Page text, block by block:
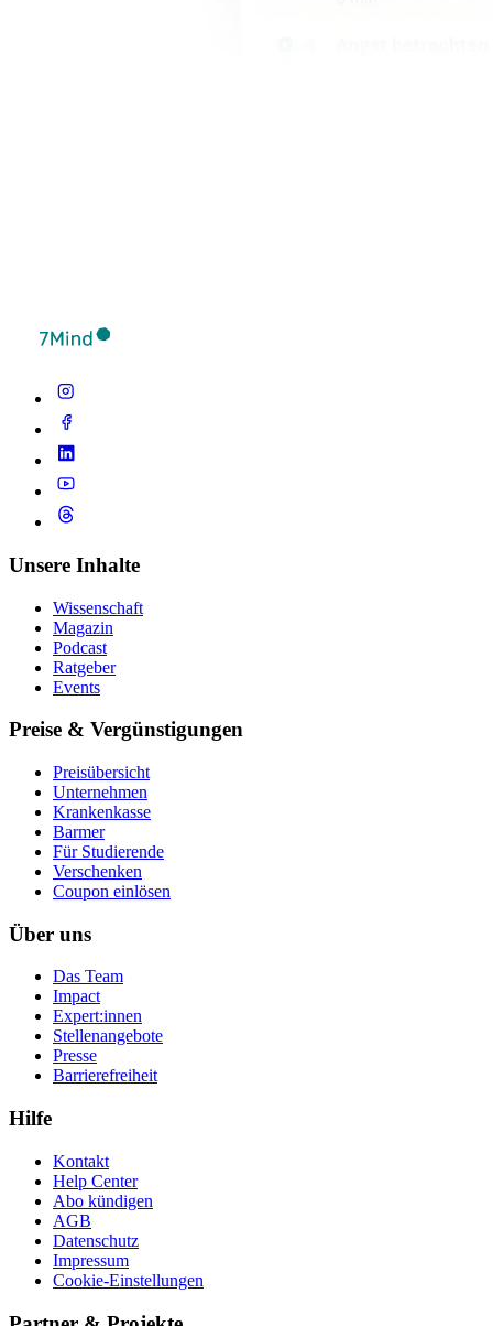
Unsere Inhalte
Wissenschaft
Magazin
Podcast
Ratgeber
Events
Preise & Vergünstigungen
Preisübersicht
Unternehmen
Krankenkasse
Barmer
Für Studierende
Ver­schen­ken
Coupon einlösen
Über uns
Das Team
Impact
Expert:innen
Stellenangebote
Presse
Barrierefreiheit
Hilfe
Kontakt
Help Center
Abo kündigen
AGB
Datenschutz
Impressum
Cookie-Einstellungen